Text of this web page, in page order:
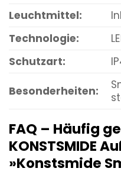
Leuchtmittel:
Technologie:
Schutzart:
Besonderheiten:
FAQ – Häufig
KONSTSMIDE
»Konstsmide